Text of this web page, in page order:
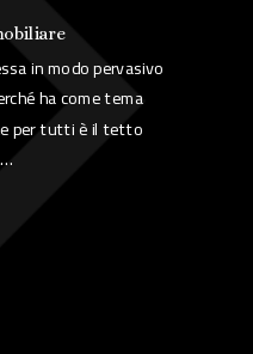
in modo pervasivo
ha come tema
per tutti è il tetto